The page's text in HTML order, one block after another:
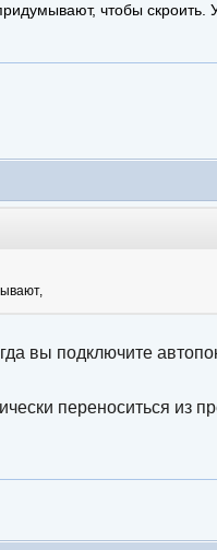
чтобы
вы подключите
переноситься из